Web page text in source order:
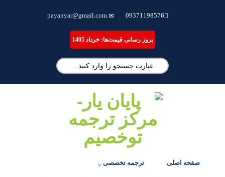
09371198576
payanyar@gmail.com
بروز رسانی قیمت‌ها: خرداد 1405
صفحه اصلی ترجمه تخصصی